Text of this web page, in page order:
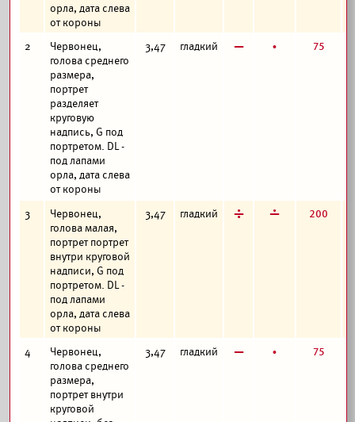
орла, дата слева
от короны
2
Червонец,
голова среднего
размера,
портрет
разделяет
круговую
надпись, G под
портретом. DL -
под лапами
орла, дата слева
от короны
3,47 гладкий в б 75
3
Червонец,
голова малая,
портрет портрет
внутри круговой
надписи, G под
портретом. DL -
под лапами
орла, дата слева
от короны
3,47 гладкий д г 200
4
Червонец,
голова среднего
размера,
портрет внутри
круговой
3,47 гладкий в б 75